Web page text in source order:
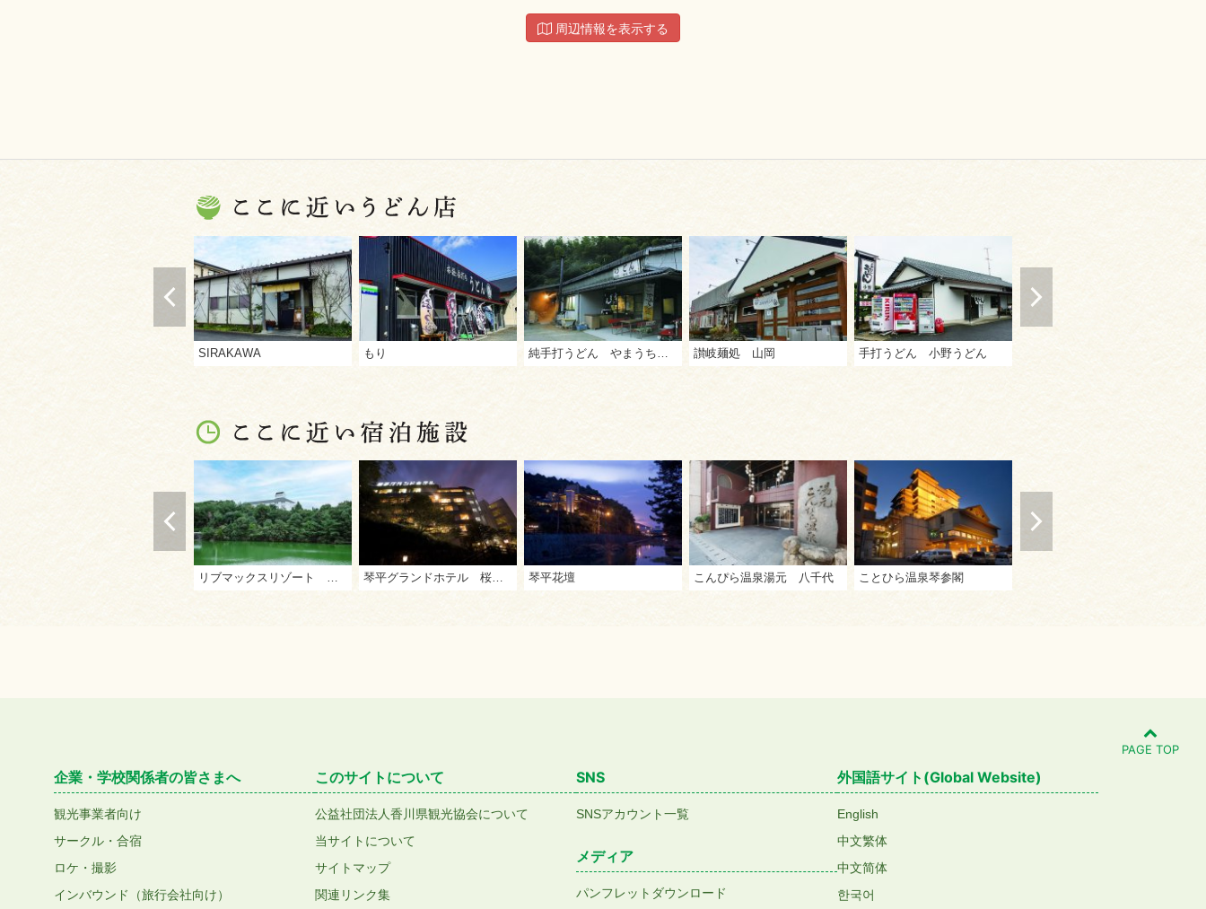
周辺情報を表示する
SIRAKAWA もり 讃岐麺処 山岡 手打うどん 小野うどん
リブマックスリゾート 観音寺 琴平グランドホテル 桜の抄 琴平花壇 こんぴら温泉湯元 八千代 ことひら温泉琴参閣
PAGE TOP
企業・学校関係者の皆さまへ
観光事業者向け
サークル・合宿
ロケ・撮影
インバウンド（旅行会社向け）
このサイトについて
公益社団法人香川県観光協会について
当サイトについて
サイトマップ
関連リンク集
SNS
SNSアカウント一覧
メディア
パンフレットダウンロード
外国語サイト(Global Website)
English
中文繁体
中文简体
한국어